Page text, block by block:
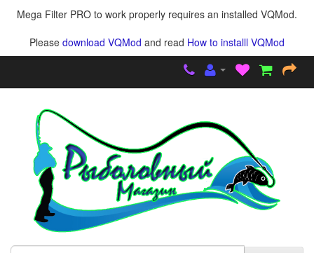
Mega Filter PRO to work properly requires an installed VQMod.
Please download VQMod and read How to installl VQMod